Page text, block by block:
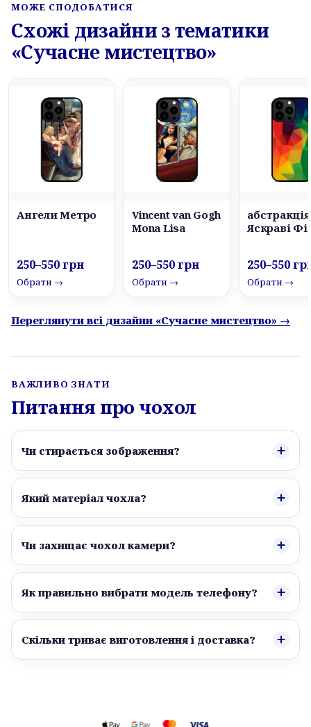
МОЖЕ СПОДОБАТИСЯ
Схожі дизайни з тематики
«Сучасне мистецтво»
Ангели Метро
250–550 грн
Обрати →
Vincent van Gogh
Mona Lisa
250–550 грн
Обрати →
абстракція
Яскраві
250–550
Обрати →
Переглянути всі дизайни «Сучасне мистецтво» →
ВАЖЛИВО ЗНАТИ
Питання про чохол
Чи стирається зображення?
Який матеріал чохла?
Чи захищає чохол камери?
Як правильно вибрати модель телефону?
Скільки триває виготовлення і доставка?